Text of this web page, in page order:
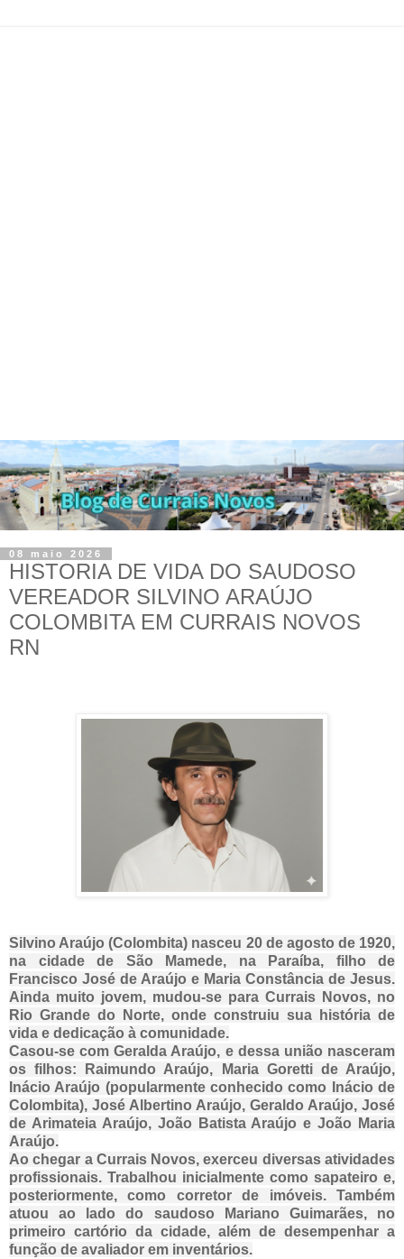
08 maio 2026
HISTORIA DE VIDA DO SAUDOSO
VEREADOR SILVINO ARAÚJO
COLOMBITA EM CURRAIS NOVOS
RN
Silvino Araújo (Colombita) nasceu 20 de agosto de 1920,
na cidade de São Mamede, na Paraíba, filho de
Francisco José de Araújo e Maria Constância de Jesus.
Ainda muito jovem, mudou-se para Currais Novos, no
Rio Grande do Norte, onde construiu sua história de
vida e dedicação à comunidade.
Casou-se com Geralda Araújo, e dessa união nasceram
os filhos: Raimundo Araújo, Maria Goretti de Araújo,
Inácio Araújo (popularmente conhecido como Inácio de
Colombita), José Albertino Araújo, Geraldo Araújo, José
de Arimateia Araújo, João Batista Araújo e João Maria
Araújo.
Ao chegar a Currais Novos, exerceu diversas atividades
profissionais. Trabalhou inicialmente como sapateiro e,
posteriormente, como corretor de imóveis. Também
atuou ao lado do saudoso Mariano Guimarães, no
primeiro cartório da cidade, além de desempenhar a
função de avaliador em inventários.